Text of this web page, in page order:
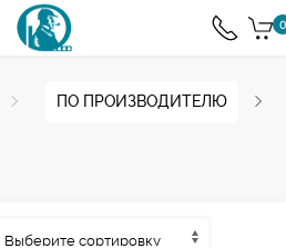
0
ПО ПРОИЗВОДИТЕЛЮ